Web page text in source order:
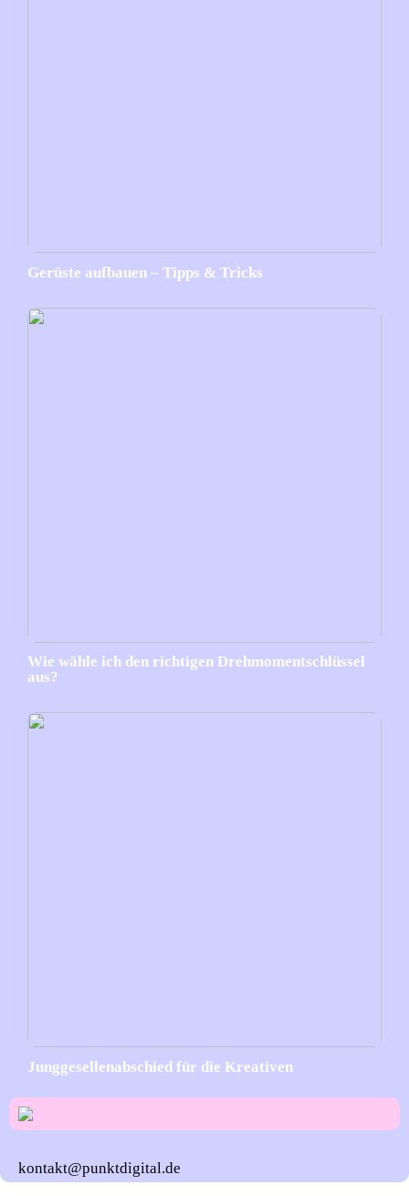
Gerüste aufbauen – Tipps & Tricks
Wie wähle ich den richtigen Drehmomentschlüssel
aus?
Junggesellenabschied für die Kreativen
kontakt@punktdigital.de